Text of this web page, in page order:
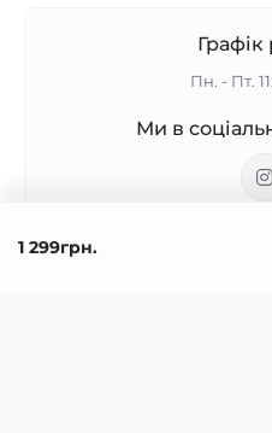
1 299грн.
Графік
Пн. - Пт.
Ми в